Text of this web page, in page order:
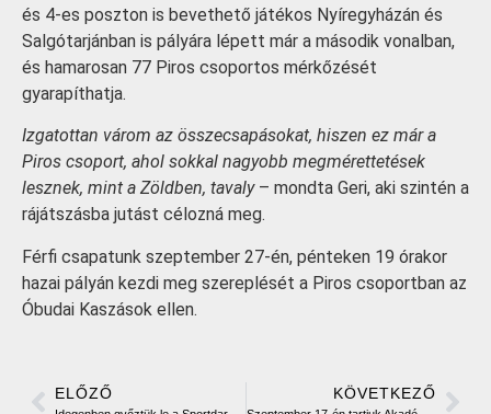
és 4-es poszton is bevethető játékos Nyíregyházán és
Salgótarjánban is pályára lépett már a második vonalban,
és hamarosan 77 Piros csoportos mérkőzését
gyarapíthatja.
Izgatottan várom az összecsapásokat, hiszen ez már a
Piros csoport, ahol sokkal nagyobb megmérettetések
lesznek, mint a Zöldben, tavaly– mondta Geri, aki szintén a
rájátszásba jutást célozná meg.
Férfi csapatunk szeptember 27-én, pénteken 19 órakor
hazai pályán kezdi meg szereplését a Piros csoportban az
Óbudai Kaszások ellen.
ELŐZŐ KÖVETKEZŐ